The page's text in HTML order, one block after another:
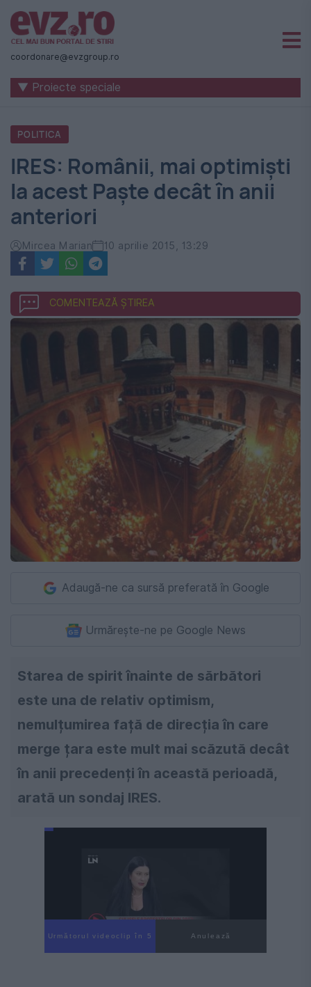
Știri
naționale
internaționale
România
Evenimentul
Zilei
coordonare@evzgroup.ro
▼ Proiecte speciale
POLITICA
IRES: Românii, mai optimiști
la acest Paște decât în anii
anteriori
Mircea Marian 10 aprilie 2015, 13:29
COMENTEAZĂ ȘTIREA
Adaugă-ne ca sursă preferată în Google
Urmărește-ne pe Google News
Starea de spirit înainte de sărbători
este una de relativ optimism,
nemulțumirea față de direcția în care
merge țara este mult mai scăzută decât
în anii precedenți în această perioadă,
arată un sondaj IRES.
Următorul videoclip în 4 Anulează